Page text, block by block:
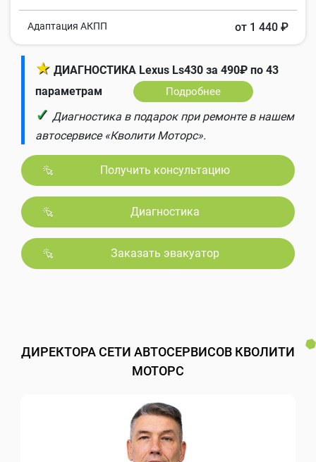
Адаптация АКПП от 1 440 ₽
★ ДИАГНОСТИКА Lexus Ls430 за 490₽ по 43
параметрам
Подробнее
✓ Диагностика в подарок при ремонте в нашем
автосервисе «Кволити Моторс».
Получить консультацию
Диагностика
Заказать эвакуатор
ДИРЕКТОРА СЕТИ АВТОСЕРВИСОВ КВОЛИТИ
МОТОРС